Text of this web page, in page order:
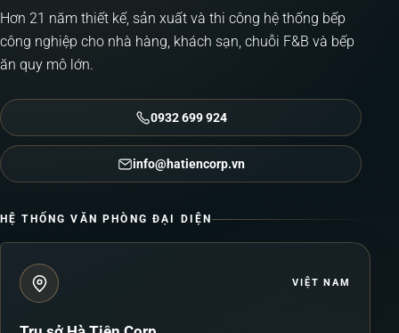
Hơn 21 năm thiết kế, sản xuất và thi công hệ thống bếp
công nghiệp cho nhà hàng, khách sạn, chuỗi F&B và bếp
ăn quy mô lớn.
0932 699 924
info@hatiencorp.vn
HỆ THỐNG VĂN PHÒNG ĐẠI DIỆN
VIỆT NAM